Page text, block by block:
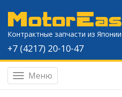
Контрактные запчасти из Японии
+7 (4217) 20-10-47
Меню
Навигация